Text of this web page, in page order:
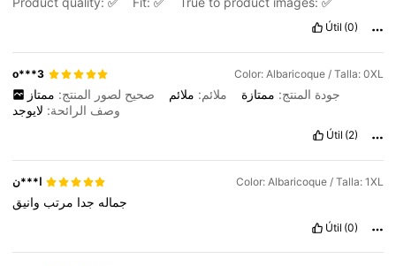
Útil (0)
o***3 Color: Albaricoque / Talla: 0XL
جودة المنتج: ممتازة ملائم: ملائم صحيح لصور المنتج: ممتاز
وصف الرائحة: لايوجد
Útil (2)
ا***ن Color: Albaricoque / Talla: 1XL
جماله جدا مرتب وانيق
Útil (0)